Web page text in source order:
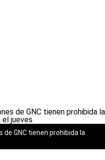
GNC tienen prohibida la